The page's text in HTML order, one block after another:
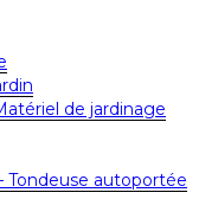
de jardinage
Tondeuse autoportée